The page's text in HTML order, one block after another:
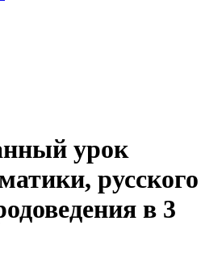
урок
русского
в 3